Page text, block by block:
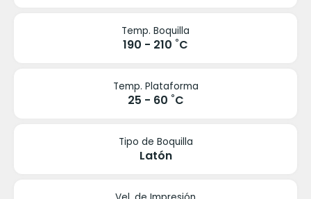
Temp. Boquilla
190 - 210 ˚C
Temp. Plataforma
25 - 60 ˚C
Tipo de Boquilla
Latón